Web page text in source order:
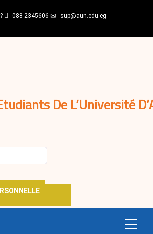
088-2345606 sup@aun.edu.eg
De L’Université